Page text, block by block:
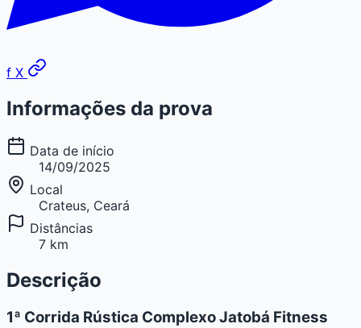
f X
Informações da prova
Data de início
14/09/2025
Local
Crateus, Ceará
Distâncias
7 km
Descrição
1ª Corrida Rústica Complexo Jatobá Fitness